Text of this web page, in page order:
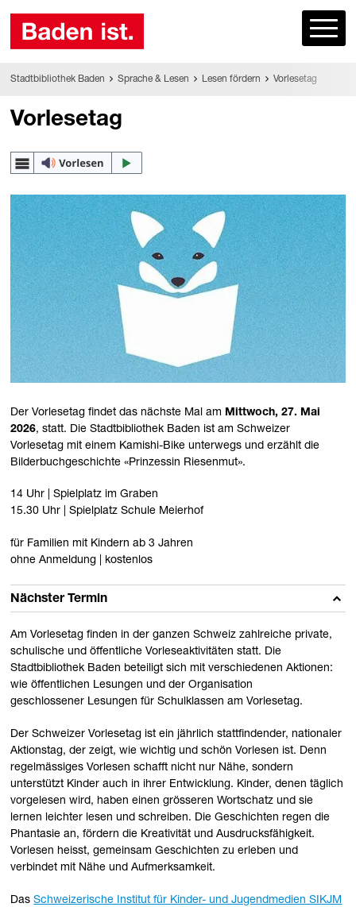
Stadtbibliothek Baden Sprache & Lesen Lesen fördern Vorlesetag
Vorlesetag
Der Vorlesetag findet das nächste Mal am Mittwoch, 27. Mai
2026, statt. Die Stadtbibliothek Baden ist am Schweizer
Vorlesetag mit einem Kamishi-Bike unterwegs und erzählt die
Bilderbuchgeschichte «Prinzessin Riesenmut».
14 Uhr | Spielplatz im Graben
15.30 Uhr | Spielplatz Schule Meierhof
für Familien mit Kindern ab 3 Jahren
ohne Anmeldung | kostenlos
Nächster Termin
Am Vorlesetag finden in der ganzen Schweiz zahlreiche private,
schulische und öffentliche Vorleseaktivitäten statt. Die
Stadtbibliothek Baden beteiligt sich mit verschiedenen Aktionen:
wie öffentlichen Lesungen und der Organisation
geschlossener Lesungen für Schulklassen am Vorlesetag.
Der Schweizer Vorlesetag ist ein jährlich stattfindender, nationaler
Aktionstag, der zeigt, wie wichtig und schön Vorlesen ist. Denn
regelmässiges Vorlesen schafft nicht nur Nähe, sondern
unterstützt Kinder auch in ihrer Entwicklung. Kinder, denen täglich
vorgelesen wird, haben einen grösseren Wortschatz und sie
lernen leichter lesen und schreiben. Die Geschichten regen die
Phantasie an, fördern die Kreativität und Ausdrucksfähigkeit.
Vorlesen heisst, gemeinsam Geschichten zu erleben und
verbindet mit Nähe und Aufmerksamkeit.
DasSchweizerische Institut für Kinder- und Jugendmedien SIKJM